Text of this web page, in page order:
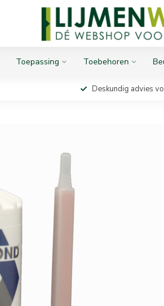
Toepassing Toebehoren
Deskundig advies